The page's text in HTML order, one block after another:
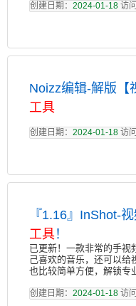
创建日期： 2024-01-18 访
Noizz编辑-解版【
工具
创建日期： 2024-01-18 访
『1.16』InShot-
工具！
已更新！一款非常的手视
己喜欢的音乐，还可以给
也比较简单方便，解锁专
创建日期： 2024-01-18 访